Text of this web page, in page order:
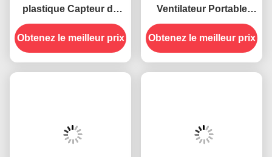
plastique Capteur de
souris en plastique
Capteur de rats
Obtenez le meilleur prix
Ventilateur Portable
Table Tenir les mouches
à l' écart avec des lames
douces Matériau en
Obtenez le meilleur prix